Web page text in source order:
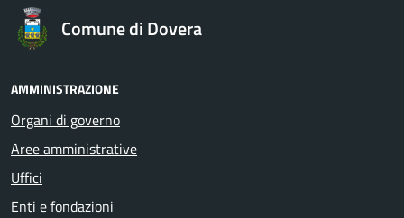
Comune di Dovera
AMMINISTRAZIONE
Organi di governo
Aree amministrative
Uffici
Enti e fondazioni